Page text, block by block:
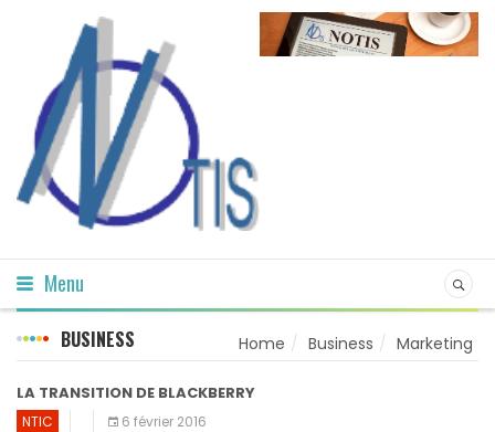
Menu
BUSINESS Home Business Marketing
LA TRANSITION DE BLACKBERRY
NTIC 6 février 2016